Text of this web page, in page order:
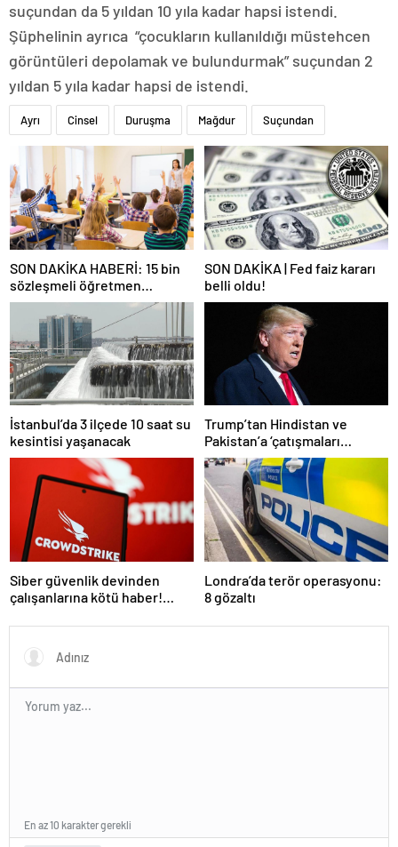
suçundan da 5 yıldan 10 yıla kadar hapsi istendi.
Şüphelinin ayrıca “çocukların kullanıldığı müstehcen
görüntüleri depolamak ve bulundurmak” suçundan 2
yıldan 5 yıla kadar hapsi de istendi.
Ayrı Cinsel Duruşma Mağdur Suçundan
SON DAKİKA HABERİ: 15 bin
sözleşmeli öğretmen
atamasında sözlü sınava hak
kazanan adaylar açıklandı
SON DAKİKA | Fed faiz kararı
belli oldu!
İstanbul’da 3 ilçede 10 saat su
kesintisi yaşanacak
Trump’tan Hindistan ve
Pakistan’a ‘çatışmaları
durdurun’ çağrısı
Siber güvenlik devinden
çalışanlarına kötü haber!
Londra’da terör operasyonu:
8 gözaltı
En az 10 karakter gerekli